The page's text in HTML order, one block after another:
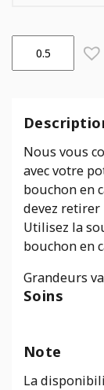
Soucoupes
Amsterdam
grisNous vous
avec votre
bouchon en
devez
Utilisez la
bouchon en
Grandeurs
Soins
Note
La